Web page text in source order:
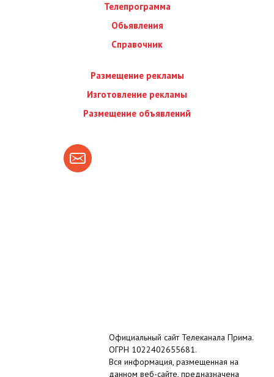
Телепрограмма
Обьявления
Справочник
Размещение рекламы
Изготовление рекламы
Размещение объявлений
Официальный сайт Телеканала Прима.
ОГРН 1022402655681.
Вся информация, размещенная на
данном веб-сайте, предназначена